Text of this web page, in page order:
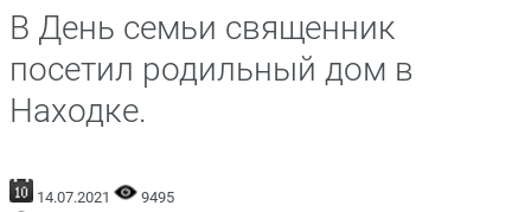
В День семьи священник
посетил родильный дом в
Находке.
14.07.2021
9495